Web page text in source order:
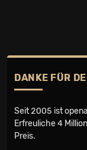
DANKE FÜR
Seit 2005 ist
Erfreuliche 4
Preis.